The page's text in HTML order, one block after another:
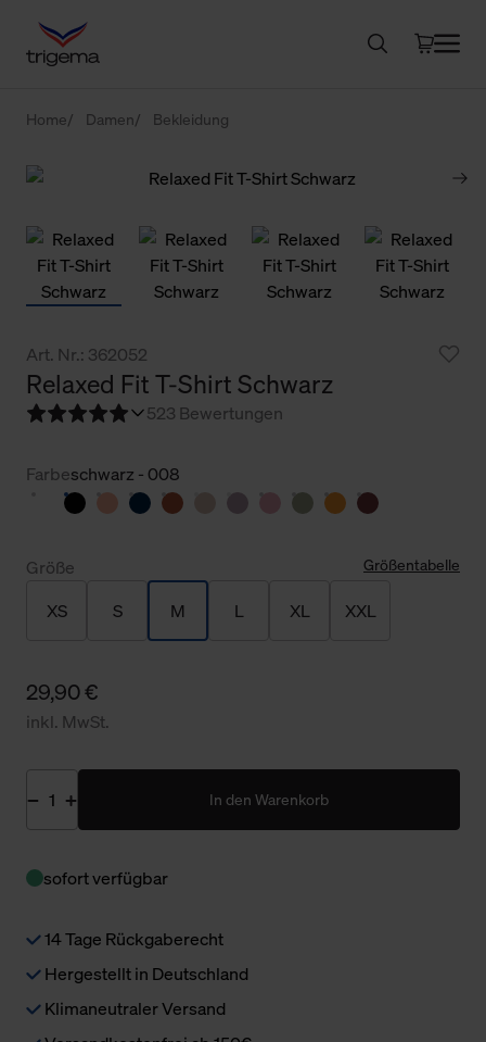
Home Damen Bekleidung
Art. Nr.: 362052
Relaxed Fit T-Shirt Schwarz
523 Bewertungen
Farbeschwarz - 008
Größe Größentabelle
XS S M L XL XXL
29,90 €
inkl. MwSt.
In den Warenkorb
sofort verfügbar
14 Tage Rückgaberecht
Hergestellt in Deutschland
Klimaneutraler Versand